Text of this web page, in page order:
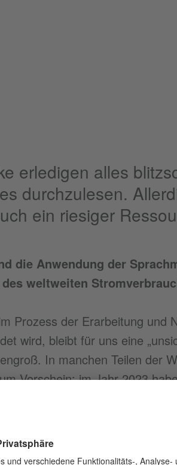
erledigen alles
durchzulesen.
ein riesiger
die Anwendung der
weltweiten
Prozess der Erarbeitung und
wird, bleibt für uns eine
In manchen Teilen der
Vorschein: im Jahr 2023
Google-
protestiert.
500 Milliliter Wasser